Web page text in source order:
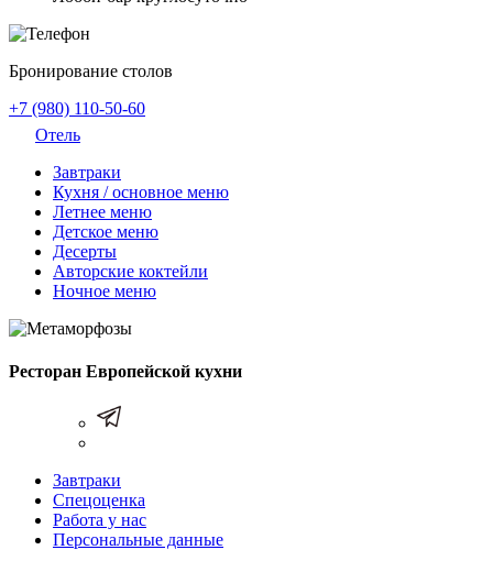
Бронирование столов
+7 (980) 110-50-60
Отель
Завтраки
Кухня / основное меню
Летнее меню
Детское меню
Десерты
Авторские коктейли
Ночное меню
Ресторан Европейской кухни
Завтраки
Спецоценка
Работа у нас
Персональные данные